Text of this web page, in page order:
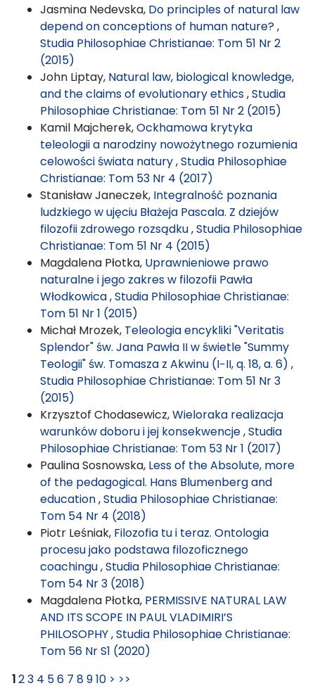
Jasmina Nedevska, Do principles of natural law
depend on conceptions of human nature?,
Studia Philosophiae Christianae: Tom 51 Nr 2
(2015)
John Liptay, Natural law, biological knowledge,
and the claims of evolutionary ethics,Studia
Philosophiae Christianae: Tom 51 Nr 2 (2015)
Kamil Majcherek,Ockhamowa krytyka
teleologii a narodziny nowożytnego rozumienia
celowości świata natury,Studia Philosophiae
Christianae: Tom 53 Nr 4 (2017)
Stanisław Janeczek, Integralność poznania
ludzkiego w ujęciu Błażeja Pascala. Z dziejów
filozofii zdrowego rozsądku,Studia Philosophiae
Christianae: Tom 51 Nr 4 (2015)
Magdalena Płotka, Uprawnieniowe prawo
naturalne i jego zakres w filozofii Pawła
Włodkowica,Studia Philosophiae Christianae:
Tom 51 Nr 1 (2015)
Michał Mrozek, Teleologia encykliki "Veritatis
Splendor" św. Jana Pawła II w świetle "Summy
Teologii" św. Tomasza z Akwinu (I−II, q. 18, a. 6) ,
Studia Philosophiae Christianae: Tom 51 Nr 3
(2015)
Krzysztof Chodasewicz,Wieloraka realizacja
warunków doboru i jej konsekwencje,Studia
Philosophiae Christianae: Tom 53 Nr 1 (2017)
Paulina Sosnowska, Less of the Absolute, more
of the pedagogical. Hans Blumenberg and
education,Studia Philosophiae Christianae:
Tom 54 Nr 4 (2018)
Piotr Leśniak, Filozofia tu i teraz. Ontologia
procesu jako podstawa filozoficznego
coachingu,Studia Philosophiae Christianae:
Tom 54 Nr 3 (2018)
Magdalena Płotka, PERMISSIVE NATURAL LAW
AND ITS SCOPE IN PAUL VLADIMIRI’S
PHILOSOPHY,Studia Philosophiae Christianae:
Tom 56 Nr S1 (2020)
123 4 56 7 8910 > >>